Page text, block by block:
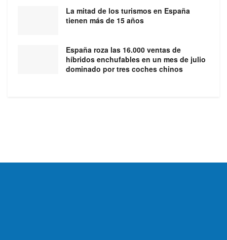
La mitad de los turismos en España
tienen más de 15 años
España roza las 16.000 ventas de
híbridos enchufables en un mes de julio
dominado por tres coches chinos